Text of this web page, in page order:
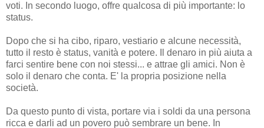
voti. In secondo luogo, offre qualcosa di più importante: lo
status.
Dopo che si ha cibo, riparo, vestiario e alcune necessità,
tutto il resto è status, vanità e potere. Il denaro in più aiuta a
farci sentire bene con noi stessi... e attrae gli amici. Non è
solo il denaro che conta. E' la propria posizione nella
società.
Da questo punto di vista, portare via i soldi da una persona
ricca e darli ad un povero può sembrare un bene. In